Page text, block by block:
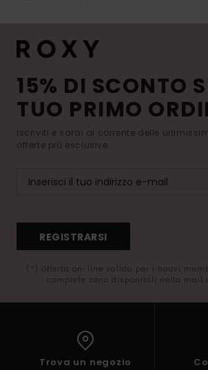
15% DI SCONTO
TUO PRIMO
Iscriviti e sarai al corrente delle
offerte più esclusive.
REGISTRARSI
(*) Offerta on-line valida per i nuovi
complete sono disponibili nella mail
Trova un negozio